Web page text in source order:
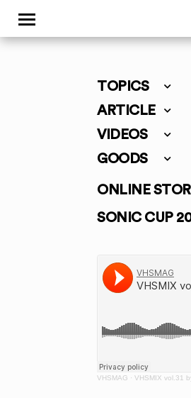
TOPICS
ARTICLE
VIDEOS
GOODS
ONLINE
SONIC CUP
VHSMAG · VHSMIX vol.31